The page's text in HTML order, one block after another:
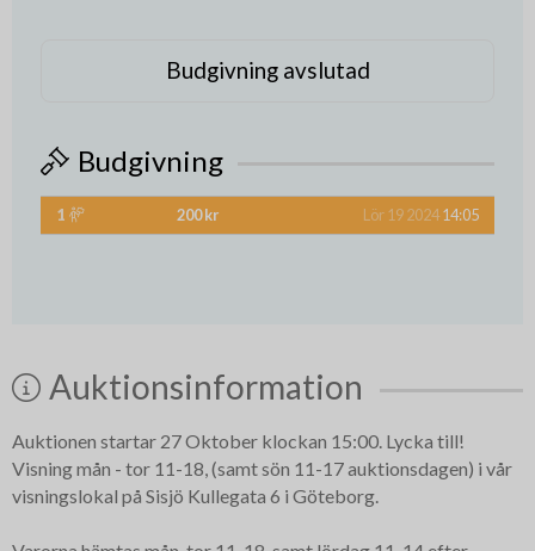
Budgivning avslutad
Budgivning
1 200 kr Lör 19 202414:05
Auktionsinformation
Auktionen startar 27 Oktober klockan 15:00. Lycka till!
Visning mån - tor 11-18, (samt sön 11-17 auktionsdagen) i vår
visningslokal på Sisjö Kullegata 6 i Göteborg.